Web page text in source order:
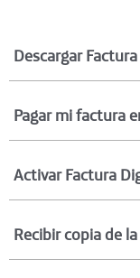
Descargar Factura
Pagar mi factura
Activar Factura
Recibir copia de